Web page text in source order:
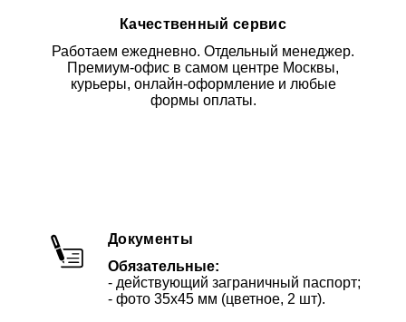
Качественный сервис
Работаем ежедневно. Отдельный менеджер.
Премиум-офис в самом центре Москвы,
курьеры, онлайн-оформление и любые
формы оплаты.
Документы
Обязательные:
- действующий заграничный паспорт;
- фото 35х45 мм (цветное, 2 шт).